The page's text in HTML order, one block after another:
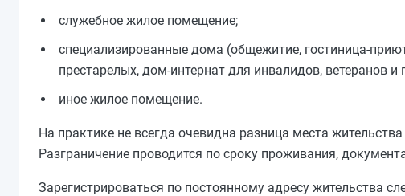
служебное жилое помещение;
специализированные дома (общежитие, гостиница-
престарелых, дом-интернат для инвалидов, ветеранов и
иное жилое помещение.
На практике не всегда очевидна разница места
Разграничение проводится по сроку проживания,
Зарегистрироваться по постоянному адресу жительства